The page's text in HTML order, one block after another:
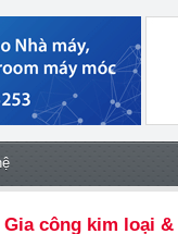
Gia công kim loại &